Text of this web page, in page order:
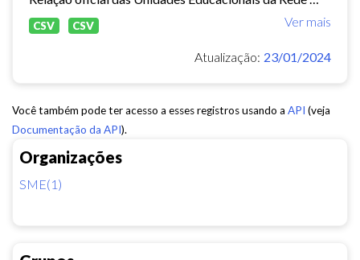
Organizações
SME(1)
Ver mais
CSV CSV
Atualização: 23/01/2024
Você também pode ter acesso a esses registros usando a API (veja
Documentação da API).